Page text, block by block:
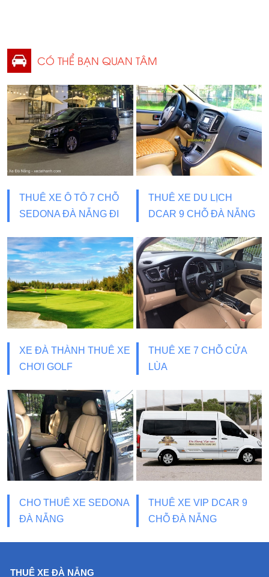
CÓ THỂ BẠN QUAN TÂM
THUÊ XE Ô TÔ 7 CHỖ
SEDONA ĐÀ NẴNG ĐI
THUÊ XE DU LỊCH
DCAR 9 CHỖ ĐÀ NẴNG
XE ĐÀ THÀNH THUÊ XE
CHƠI GOLF
THUÊ XE 7 CHỖ CỬA
LÙA
CHO THUÊ XE SEDONA
ĐÀ NẴNG
THUÊ XE VIP DCAR 9
CHỖ ĐÀ NẴNG
THUÊ XE ĐÀ NẴNG